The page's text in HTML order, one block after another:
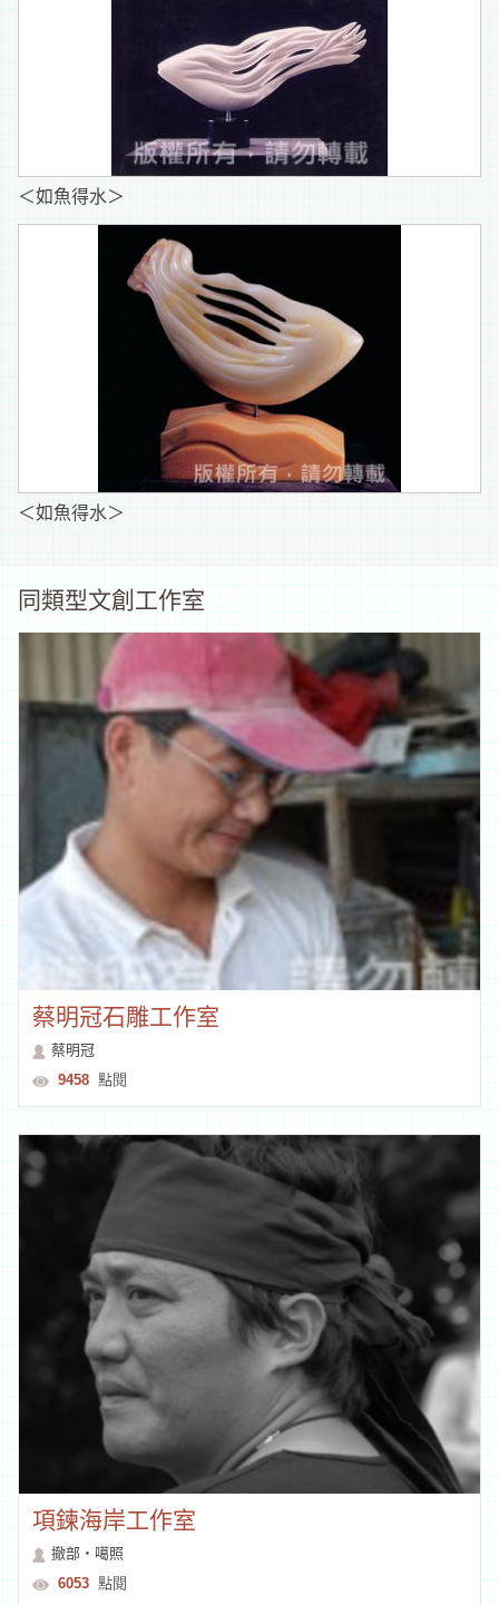
＜如魚得水＞
＜如魚得水＞
同類型文創工作室
蔡明冠石雕工作室
蔡明冠
9458 點閱
項鍊海岸工作室
撤部‧噶照
6053 點閱